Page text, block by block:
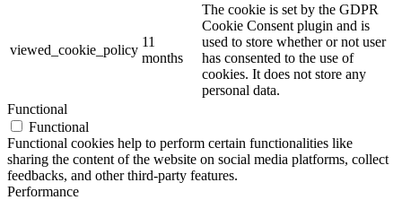
viewed_cookie_policy
11
months
The cookie is set by the GDPR
Cookie Consent plugin and is
used to store whether or not user
has consented to the use of
cookies. It does not store any
personal data.
Functional
Functional
Functional cookies help to perform certain functionalities like
sharing the content of the website on social media platforms, collect
feedbacks, and other third-party features.
Performance